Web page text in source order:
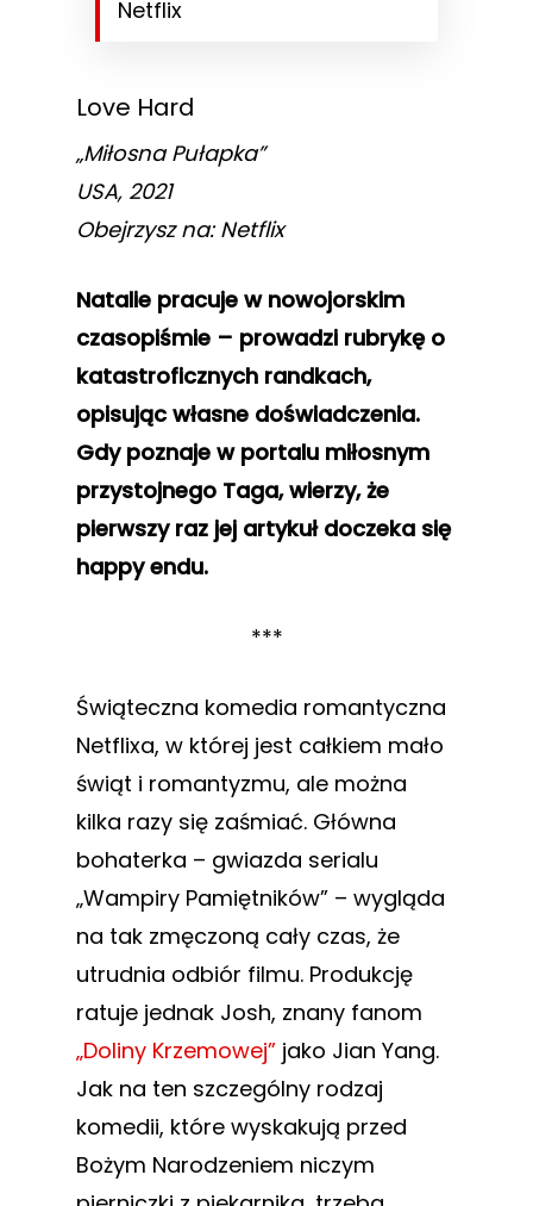
Netflix
Love Hard
„Miłosna Pułapka”
USA, 2021
Obejrzysz na: Netflix
Natalie pracuje w nowojorskim
czasopiśmie – prowadzi rubrykę o
katastroficznych randkach,
opisując własne doświadczenia.
Gdy poznaje w portalu miłosnym
przystojnego Taga, wierzy, że
pierwszy raz jej artykuł doczeka się
happy endu.
***
Świąteczna komedia romantyczna
Netflixa, w której jest całkiem mało
świąt i romantyzmu, ale można
kilka razy się zaśmiać. Główna
bohaterka – gwiazda serialu
„Wampiry Pamiętników” – wygląda
na tak zmęczoną cały czas, że
utrudnia odbiór filmu. Produkcję
ratuje jednak Josh, znany fanom
„Doliny Krzemowej” jako Jian Yang.
Jak na ten szczególny rodzaj
komedii, które wyskakują przed
Bożym Narodzeniem niczym